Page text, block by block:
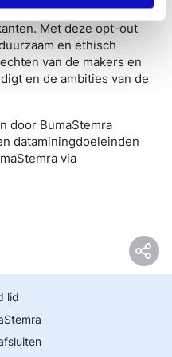
potentieel van AI als
Met deze opt-out
en ethisch
van de makers en
en de ambities van de
door BumaStemra
dataminingdoeleinden
via
lid